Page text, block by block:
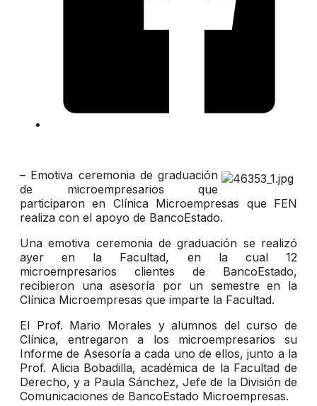
– Emotiva ceremonia de graduación
de microempresarios que
participaron en Clínica Microempresas que FEN
realiza con el apoyo de BancoEstado.
Una emotiva ceremonia de graduación se realizó
ayer en la Facultad, en la cual 12
microempresarios clientes de BancoEstado,
recibieron una asesoría por un semestre en la
Clínica Microempresas que imparte la Facultad.
El Prof. Mario Morales y alumnos del curso de
Clínica, entregaron a los microempresarios su
Informe de Asesoría a cada uno de ellos, junto a la
Prof. Alicia Bobadilla, académica de la Facultad de
Derecho, y a Paula Sánchez, Jefe de la División de
Comunicaciones de BancoEstado Microempresas.